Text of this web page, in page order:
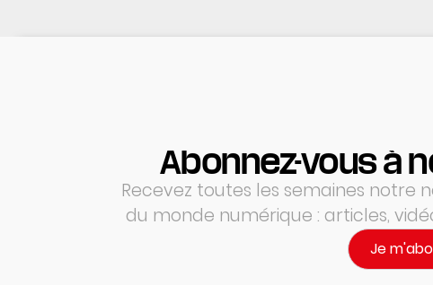
Abonnez-vous à
Recevez toutes les semaines notre
du monde numérique : articles,
Je